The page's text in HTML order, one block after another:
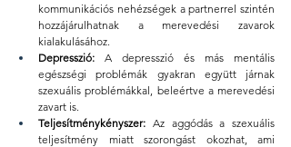
kommunikációs nehézségek a partnerrel szintén
hozzájárulhatnak a merevedési zavarok
kialakulásához.
Depresszió: A depresszió és más mentális
egészségi problémák gyakran együtt járnak
szexuális problémákkal, beleértve a merevedési
zavart is.
Teljesítménykényszer: Az aggódás a szexuális
teljesítmény miatt szorongást okozhat, ami